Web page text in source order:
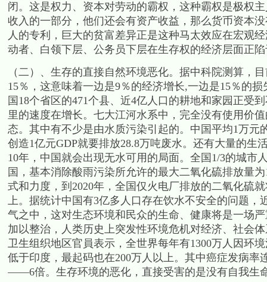
闭。这是权力、资本对劳动的霸权，这种霸权是极权
收入的一部分，他们还会有资产收益，那么货币资本
人的专利，巨大的贫富差异正是这种马太效应在宏观
动者、白领下层、公务员下层在生存权的经济层面正
（二）、生存的直接自然环境恶化。据中科院测算，
15％，这意味着一边是9％的经济增长,一边是15％的
国18个省区的471个县、近4亿人口的耕地和家园正受
里的速度在增长。七大江河水系中，完全没有使用价
态。其中有不少是由水质污染引起的。中国平均1万元
创造1亿元GDP就要排放28.8万吨废水。还有大量的
10年，中国就会出现无水可用的局面。全国1/3的城市
国，基本消除酸雨污染所允许的最大二氧化硫排放量
式和力度，到2020年，全国仅火电厂排放的二氧化硫
上。据统计中国有3亿多人口存在饮水不安全的问题
气之中，这对生态环境和民众的生命、健康将是一场
加以整治，人类历史上突发性环境危机对经济、社会
卫生组织地区官員表示，全世界每年有1300万人因环
低于印度，最起码也在200万人以上。其中癌症发病率
——6倍。生存环境的恶化，直接受害的是没有自我生